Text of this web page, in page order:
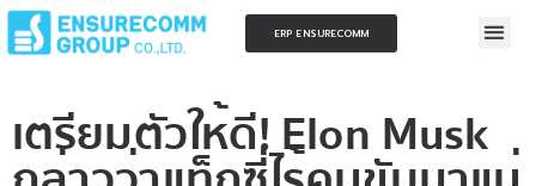
ERP ENSURECOMM
เตรียมตัวให้ดี! Elon Musk